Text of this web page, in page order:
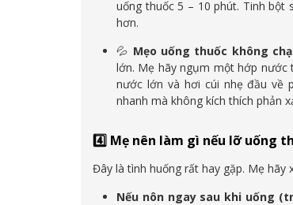
uống thuốc 5 – 10 phút. Tinh bột
hơn.
💦 Mẹo uống thuốc không
lớn. Mẹ hãy ngụm một hớp
nước lớn và hơi cúi nhẹ đầu về
nhanh mà không kích thích phản
4️⃣ Mẹ nên làm gì nếu lỡ uống
Đây là tình huống rất hay gặp. Mẹ hãy
Nếu nôn ngay sau khi uống